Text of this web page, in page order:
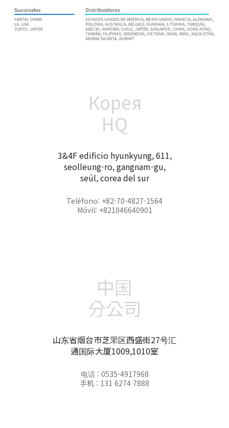
Корея
HQ
3&4F edificio hyunkyung, 611,
seolleung-ro, gangnam-gu,
seúl, corea del sur
Teléfono: +82-70-4827-1564
Móvil: +821046640901
中国
分公司
山东省烟台市芝罘区西盛街27号汇
通国际大厦1009,1010室
电话 : 0535-4917968
手机 : 131 6274 7888